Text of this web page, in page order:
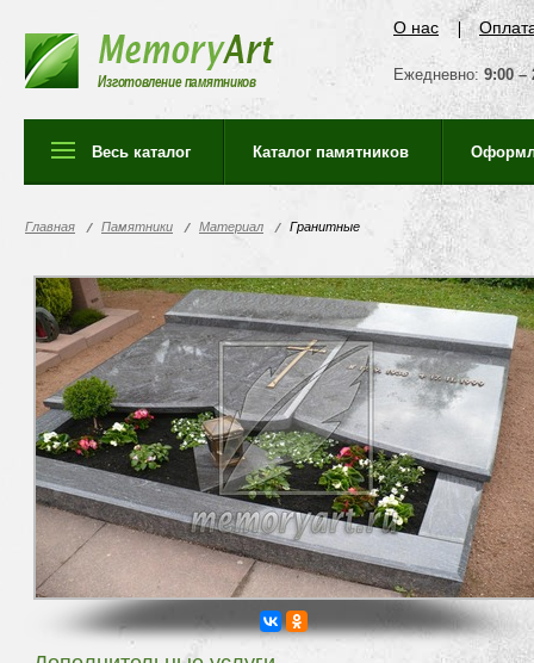
Изготовление памятников
О нас
Ежедневно: 9:00 –
Весь каталог Каталог памятников
Главная Памятники Материал Гранитные